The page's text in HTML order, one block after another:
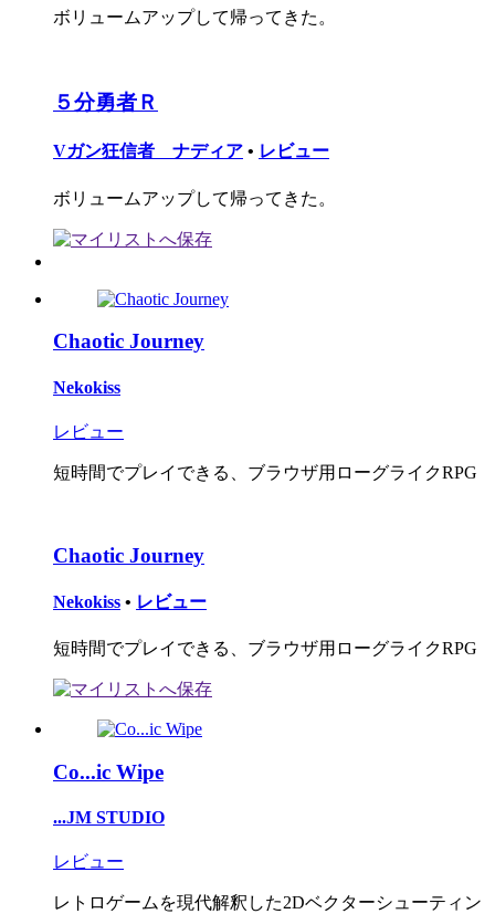
ボリュームアップして帰ってきた。
５分勇者Ｒ
Vガン狂信者 ナディア • レビュー
ボリュームアップして帰ってきた。
Chaotic Journey
Nekokiss
レビュー
短時間でプレイできる、ブラウザ用ローグライクRPG
Chaotic Journey
Nekokiss • レビュー
短時間でプレイできる、ブラウザ用ローグライクRPG
Co...ic Wipe
...JM STUDIO
レビュー
レトロゲームを現代解釈した2Dベクターシューティン